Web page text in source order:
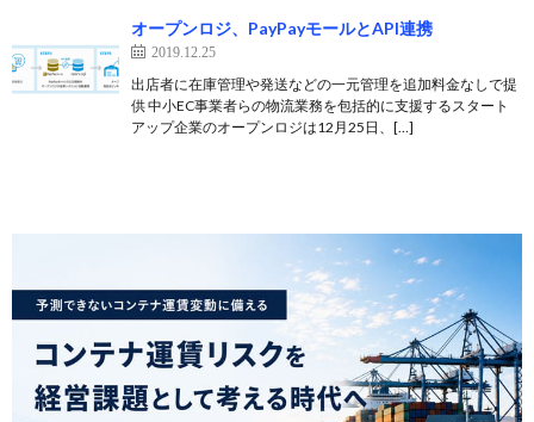
オープンロジ、PayPayモールとAPI連携
2019.12.25
出店者に在庫管理や発送などの一元管理を追加料金なしで提
供 中小EC事業者らの物流業務を包括的に支援するスタート
アップ企業のオープンロジは12月25日、[…]